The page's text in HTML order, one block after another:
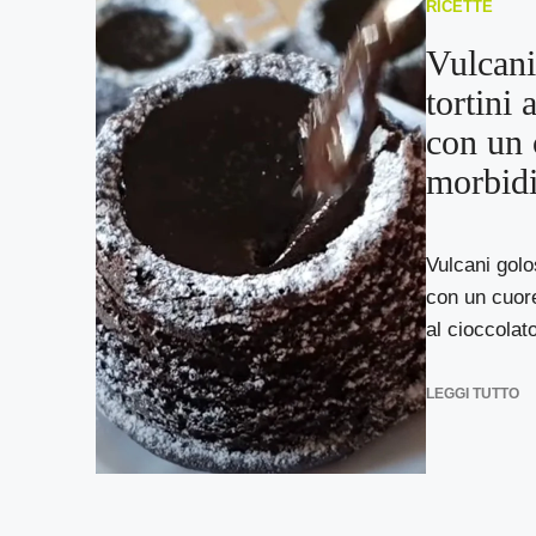
RICETTE
tortini
con un
Vulcani
con un
al
LEGGI TUTTO